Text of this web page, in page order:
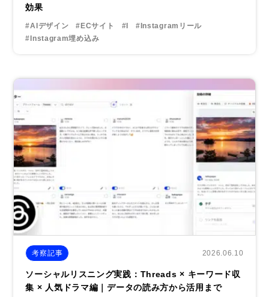
効果
#AIデザイン #ECサイト #I
#Instagramリール
#Instagram埋め込み
考察記事 2026.06.10
ソーシャルリスニング実践：Threads × キーワード収
集 × 人気ドラマ編｜データの読み方から活用まで